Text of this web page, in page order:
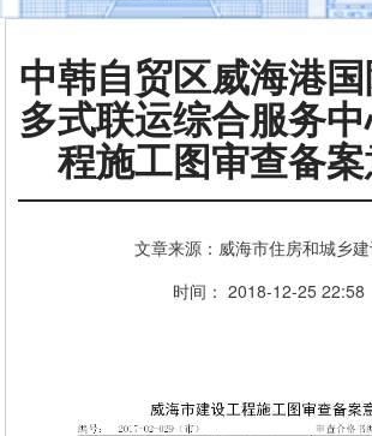
中韩自贸区威海港
多式联运综合服务
程施工图审查备
文章来源：威海市住房和城乡
时间： 2018-12-25 22:58